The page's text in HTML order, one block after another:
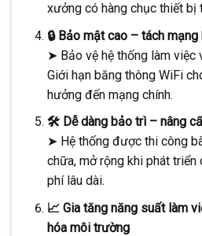
xưởng có hàng chục thiết bị
🔒 Bảo mật cao – tách
➤ Bảo vệ hệ thống làm việc
Giới hạn băng thông WiFi
hưởng đến mạng chính.
🛠️ Dễ dàng bảo trì – nâng
➤ Hệ thống được thi công
chữa, mở rộng khi phát triển
phí lâu dài.
📈 Gia tăng năng suất làm
hóa môi trường